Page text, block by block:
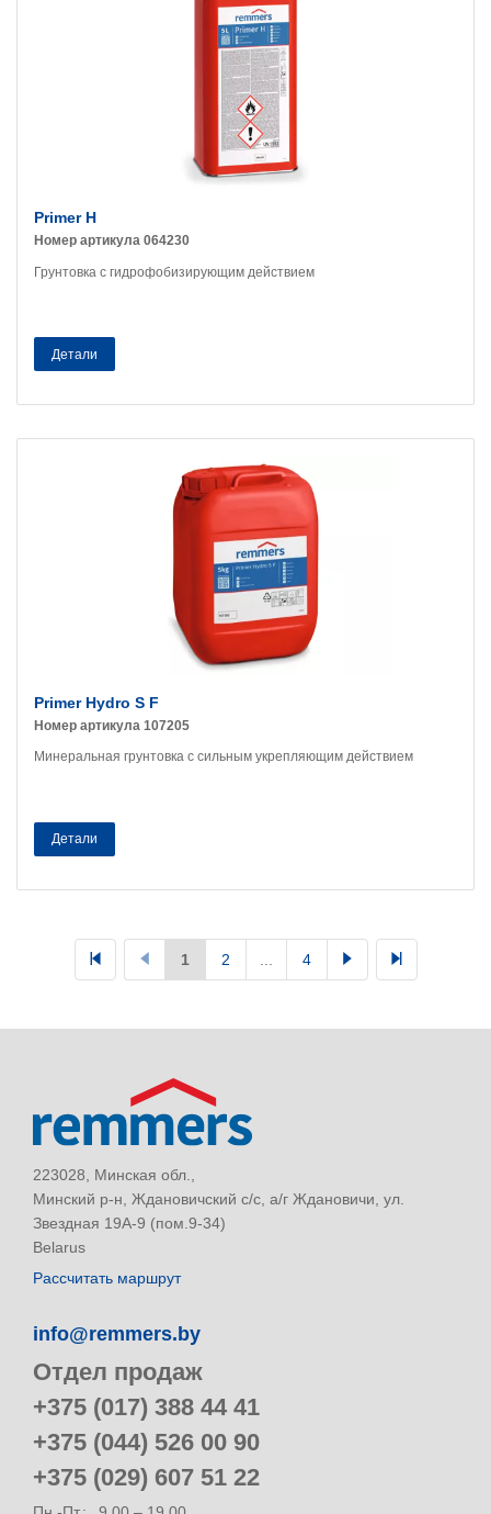
Primer H
Номер артикула 064230
Грунтовка с гидрофобизирующим действием
Детали
Primer Hydro S F
Номер артикула 107205
Минеральная грунтовка с сильным укрепляющим действием
Детали
1 2 4
223028, Минская обл.,
Минский р-н, Ждановичский с/с, а/г Ждановичи, ул.
Звездная 19А-9 (пом.9-34)
Belarus
Рассчитать маршрут
info@remmers.by
Отдел продаж
+375 (017) 388 44 41
+375 (044) 526 00 90
+375 (029) 607 51 22